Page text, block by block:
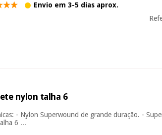
Envio em 3-5 dias aprox.
nylon talha 6
- Nylon Superwound de grande duração. -
6 ...